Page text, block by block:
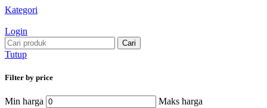
Kategori
Login
Cari
Tutup
Filter by price
Min harga Maks harga